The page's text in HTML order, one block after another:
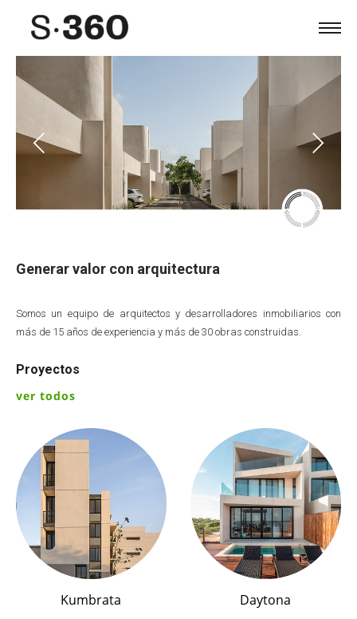
Generar valor con arquitectura
Somos un equipo de arquitectos y desarrolladores inmobiliarios con
más de 15 años de experiencia y más de 30 obras construidas.
Proyectos
ver todos
Kumbrata Daytona